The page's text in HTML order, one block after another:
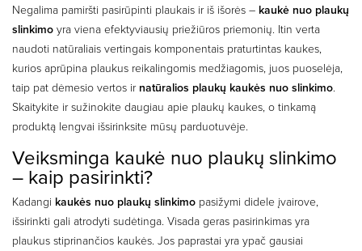
Negalima pamiršti pasirūpinti plaukais ir iš išorės – kaukė nuo plaukų
slinkimo yra viena efektyviausių priežiūros priemonių. Itin verta
naudoti natūraliais vertingais komponentais praturtintas kaukes,
kurios aprūpina plaukus reikalingomis medžiagomis, juos puoselėja,
taip pat dėmesio vertos ir natūralios plaukų kaukės nuo slinkimo.
Skaitykite ir sužinokite daugiau apie plaukų kaukes, o tinkamą
produktą lengvai išsirinksite mūsų parduotuvėje.
Veiksminga kaukė nuo plaukų slinkimo
– kaip pasirinkti?
Kadangi kaukės nuo plaukų slinkimo pasižymi didele įvairove,
išsirinkti gali atrodyti sudėtinga. Visada geras pasirinkimas yra
plaukus stiprinančios kaukės. Jos paprastai yra ypač gausiai